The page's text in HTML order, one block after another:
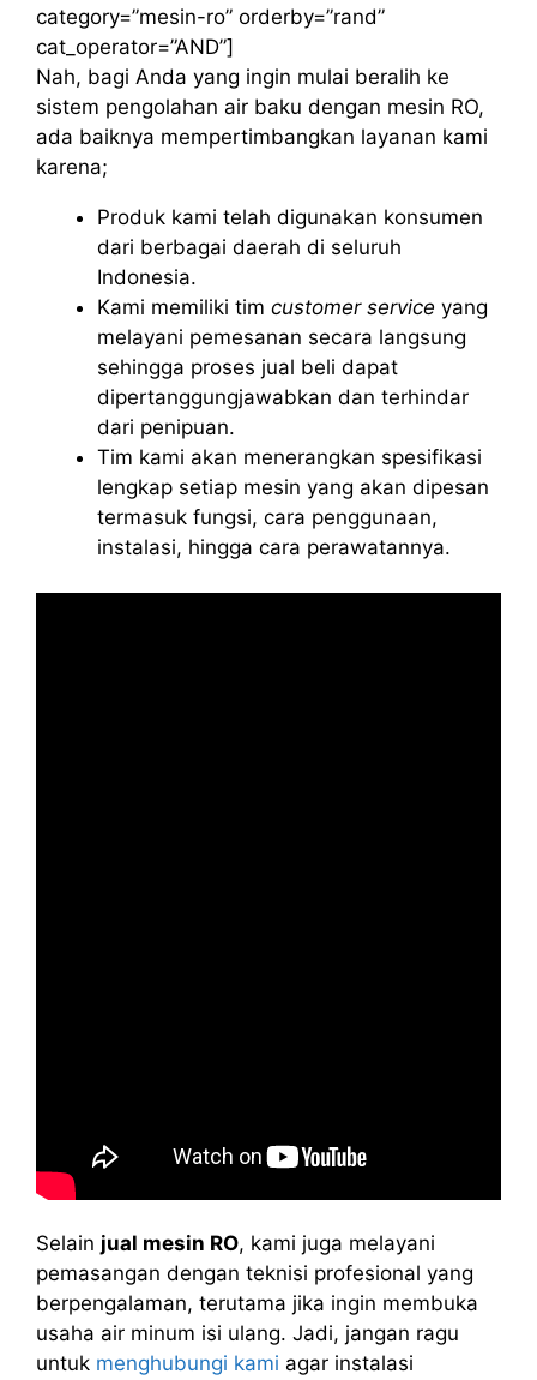
category=”mesin-ro” orderby=”rand”
cat_operator=”AND”]
Nah, bagi Anda yang ingin mulai beralih ke
sistem pengolahan air baku dengan mesin RO,
ada baiknya mempertimbangkan layanan kami
karena;
Produk kami telah digunakan konsumen
dari berbagai daerah di seluruh
Indonesia.
Kami memiliki tim customer service yang
melayani pemesanan secara langsung
sehingga proses jual beli dapat
dipertanggungjawabkan dan terhindar
dari penipuan.
Tim kami akan menerangkan spesifikasi
lengkap setiap mesin yang akan dipesan
termasuk fungsi, cara penggunaan,
instalasi, hingga cara perawatannya.
Selain jual mesin RO, kami juga melayani
pemasangan dengan teknisi profesional yang
berpengalaman, terutama jika ingin membuka
usaha air minum isi ulang. Jadi, jangan ragu
untuk menghubungi kami agar instalasi